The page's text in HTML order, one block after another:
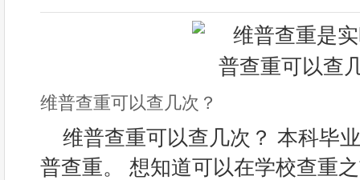
维普查重可以查几次？
维普查重可以查几次？ 本科毕
普查重。 想知道可以在学校查重